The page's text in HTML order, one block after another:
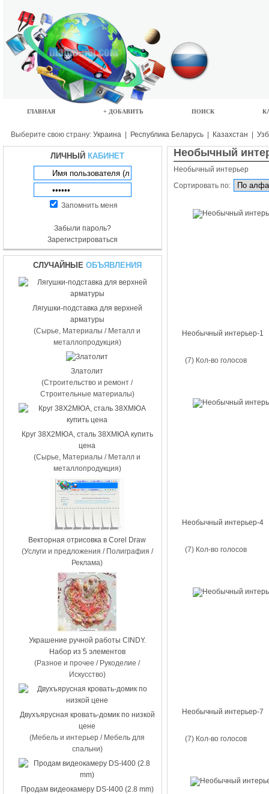
ГЛАВНАЯ + ДОБАВИТЬ ПОИСК
Выберите свою страну: Украина Республика Беларусь Казахстан
ЛИЧНЫЙ КАБИНЕТ
Запомнить меня
Забыли пароль?
Зарегистрироваться
СЛУЧАЙНЫЕОБЪЯВЛЕНИЯ
Лягушки-подставка для верхней
арматуры
(Сырье, Материалы / Металл и
металлопродукция)
Златолит
(Строительство и ремонт /
Строительные материалы)
Круг 38Х2МЮА, сталь 38ХМЮА купить
цена
(Сырье, Материалы / Металл и
металлопродукция)
Векторная отрисовка в Corel Draw
(Услуги и предложения / Полиграфия /
Реклама)
Украшение ручной работы CINDY.
Набор из 5 элементов
(Разное и прочее / Рукоделие /
Искусство)
Двухъярусная кровать-домик по низкой
цене
(Мебель и интерьер / Мебель для
спальни)
Продам видеокамеру DS-I400 (2.8 mm)
Необычный
Необычный интерьер
Сортировать по:
Необычный интерьер-1
(7) Кол-во голосов
Необычный интерьер-4
(7) Кол-во голосов
Необычный интерьер-7
(7) Кол-во голосов